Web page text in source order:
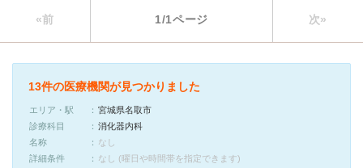
«前 1/1ページ 次»
13件の医療機関が見つかりました
エリア・駅
宮城県名取市
診療科目
消化器内科
名称
なし
詳細条件
なし (曜日や時間帯を指定できます)